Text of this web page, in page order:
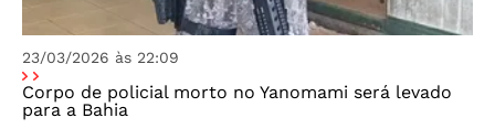
23/03/2026 às 22:09
Corpo de policial morto no Yanomami será levado
para a Bahia